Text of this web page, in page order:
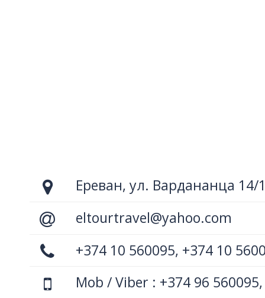
Ереван, ул. Вардананца 14/
eltourtravel@yahoo.com
+374 10 560095, +374 10
Mob / Viber : +374 96